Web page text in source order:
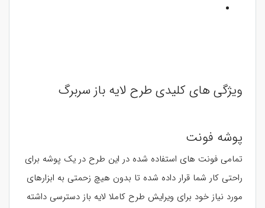
ویژگی های کلیدی طرح لایه باز سربرگ
پوشه فونت
تمامی فونت های استفاده شده در این طرح در یک پوشه برای
راحتی کار شما قرار داده شده تا بدون هیچ زحمتی به ابزارهای
مورد نیاز خود برای ویرایش طرح کاملا لایه باز دسترسی داشته